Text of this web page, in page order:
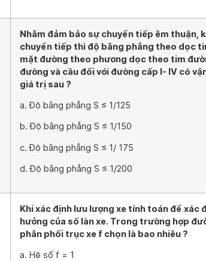
Nhằm đảm bảo sự chuyển tiếp êm thuận,
chuyển tiếp thì độ bằng phẳng theo dọc
mặt đường theo phương dọc theo tim
đường và cầu đối với đường cấp I- IV có
giá trị sau ?
a. Độ bằng phẳng S ≤ 1/125
b. Độ bằng phẳng S ≤ 1/150
c. Độ bằng phẳng S ≤ 1/ 175
d. Độ bằng phẳng S ≤ 1/200
Khi xác định lưu lượng xe tính toán để xác
hưởng của số làn xe. Trong trường hợp
phân phối trục xe f chọn là bao nhiêu ?
a. Hệ số f = 1